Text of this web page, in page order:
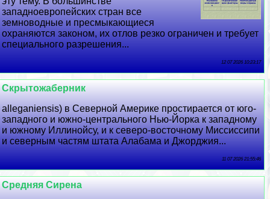
западноевропейских стран все
земноводные и пресмыкающиеся
охраняются законом, их отлов резко ограничен и требует
специального разрешения...
12 07 2026 10:23:17
Скрытожаберник
alleganiensis) в Северной Америке простирается от юго-
западного и южно-центрального Нью-Йорка к западному
и южному Иллинойсу, и к северо-восточному Миссиссипи
и северным частям штата Алабама и Джорджия...
11 07 2026 21:55:46
Средняя Сирена